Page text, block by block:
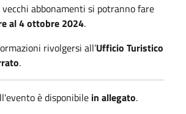
abbonamenti si potranno fare
al 4 ottobre 2024.
rivolgersi all’Ufficio Turistico
.
è disponibile in allegato.